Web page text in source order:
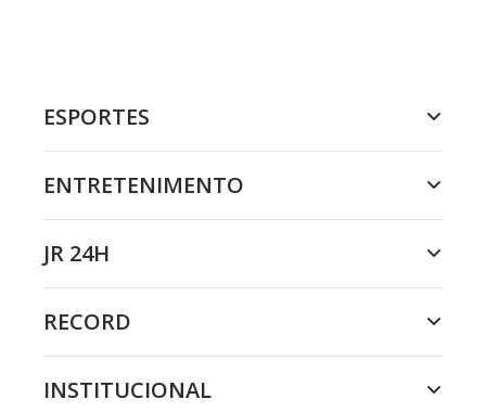
ESPORTES
ENTRETENIMENTO
JR 24H
RECORD
INSTITUCIONAL